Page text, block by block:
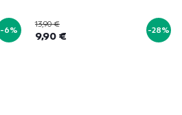
-6%
13,90 €
9,90 € -28%